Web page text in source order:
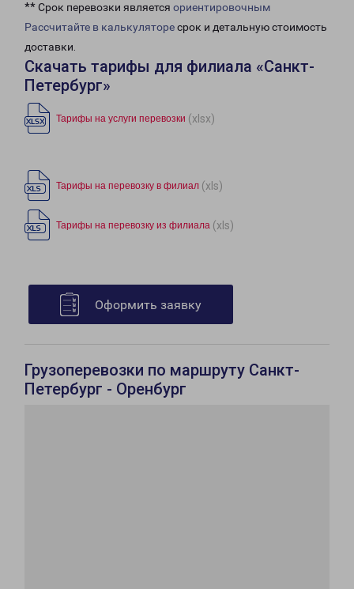
** Срок перевозки является ориентировочным
Рассчитайте в калькуляторесрок и детальную стоимость
доставки.
Скачать тарифы для филиала «Санкт-
Петербург»
Тарифы на услуги перевозки (xlsx)
Тарифы на перевозку в филиал (xls)
Тарифы на перевозку из филиала (xls)
Оформить заявку
Грузоперевозки по маршруту Санкт-
Петербург - Оренбург